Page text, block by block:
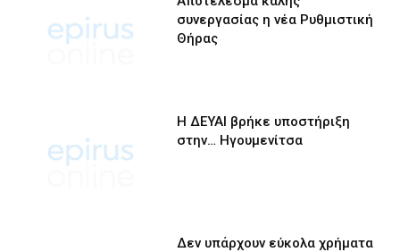
συνεργασίας η νέα Ρυθμιστική
Θήρας
Η ΔΕΥΑΙ βρήκε υποστήριξη
στην… Ηγουμενίτσα
Δεν υπάρχουν εύκολα χρήματα